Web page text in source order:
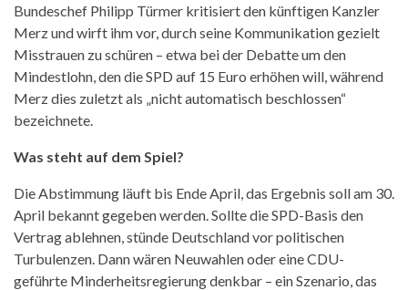
Bundeschef Philipp Türmer kritisiert den künftigen Kanzler
Merz und wirft ihm vor, durch seine Kommunikation gezielt
Misstrauen zu schüren – etwa bei der Debatte um den
Mindestlohn, den die SPD auf 15 Euro erhöhen will, während
Merz dies zuletzt als „nicht automatisch beschlossen“
bezeichnete.
Was steht auf dem Spiel?
Die Abstimmung läuft bis Ende April, das Ergebnis soll am 30.
April bekannt gegeben werden. Sollte die SPD-Basis den
Vertrag ablehnen, stünde Deutschland vor politischen
Turbulenzen. Dann wären Neuwahlen oder eine CDU-
geführte Minderheitsregierung denkbar – ein Szenario, das